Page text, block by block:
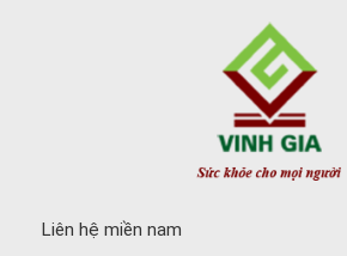
Liên hệ miền nam